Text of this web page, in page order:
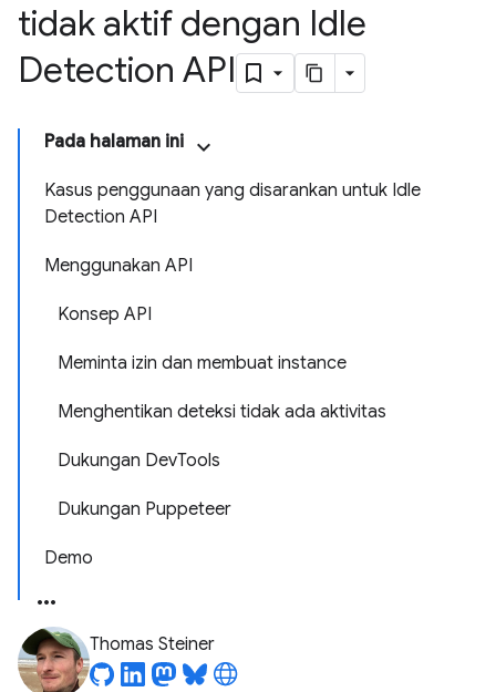
tidak aktif dengan Idle
Detection API
Pada halaman ini
Kasus penggunaan yang disarankan untuk Idle
Detection API
Menggunakan API
Konsep API
Meminta izin dan membuat instance
Menghentikan deteksi tidak ada aktivitas
Dukungan DevTools
Dukungan Puppeteer
Demo
Thomas Steiner